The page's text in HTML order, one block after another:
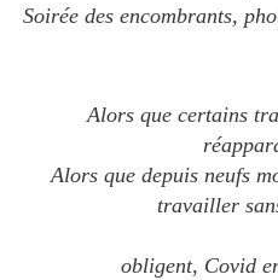
Soirée des encombrants,
Alors que certains
Alors que depuis neufs
travailler
pièces
obligent, Covid